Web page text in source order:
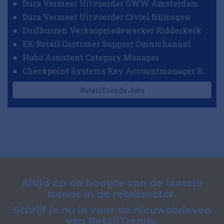
Dura Vermeer Uitvoerder GWW Amsterdam
Dura Vermeer Uitvoerder Civiel Nijmegen
Duifhuizen Verkoopmedewerker Ridderkerk
EK Retail Customer Support Omnichannel
Hubo Assistent Category Manager
RetailTrends Jobs
Altijd op de hoogte van de laatste
trends in de retailsector.
Schrijf je nu in voor de nieuwsbrieven
van RetailTrends.